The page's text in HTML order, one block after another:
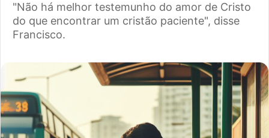
"Não há melhor testemunho do amor de Cristo
do que encontrar um cristão paciente", disse
Francisco.